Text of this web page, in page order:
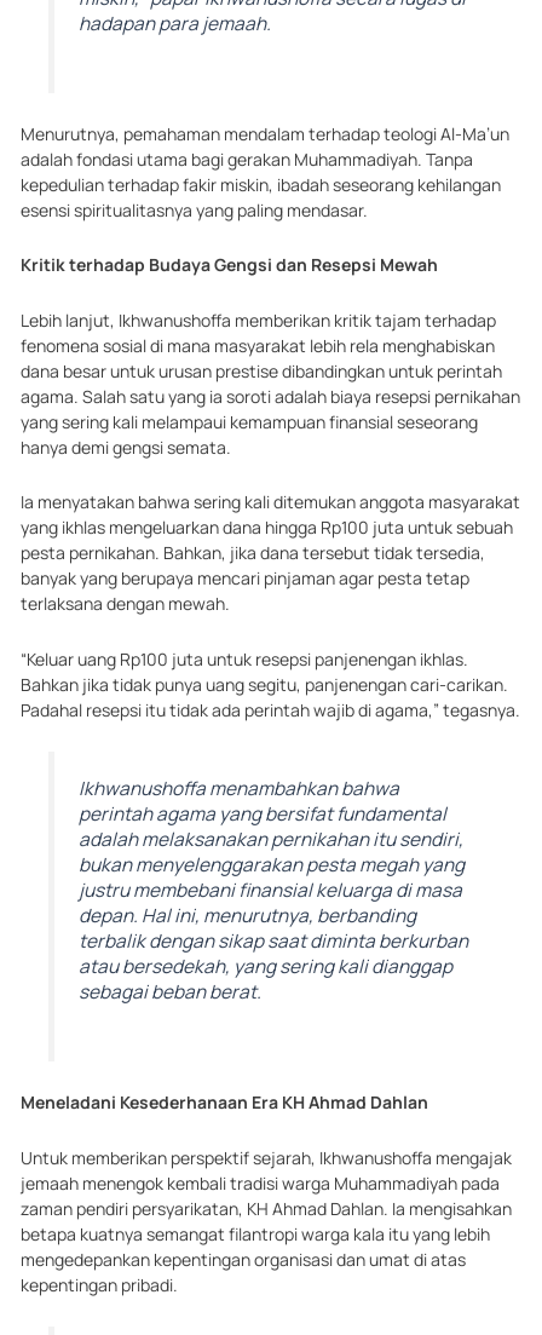
hadapan para jemaah.
Menurutnya, pemahaman mendalam terhadap teologi Al-Ma’un
adalah fondasi utama bagi gerakan Muhammadiyah. Tanpa
kepedulian terhadap fakir miskin, ibadah seseorang kehilangan
esensi spiritualitasnya yang paling mendasar.
Kritik terhadap Budaya Gengsi dan Resepsi Mewah
Lebih lanjut, Ikhwanushoffa memberikan kritik tajam terhadap
fenomena sosial di mana masyarakat lebih rela menghabiskan
dana besar untuk urusan prestise dibandingkan untuk perintah
agama. Salah satu yang ia soroti adalah biaya resepsi pernikahan
yang sering kali melampaui kemampuan finansial seseorang
hanya demi gengsi semata.
Ia menyatakan bahwa sering kali ditemukan anggota masyarakat
yang ikhlas mengeluarkan dana hingga Rp100 juta untuk sebuah
pesta pernikahan. Bahkan, jika dana tersebut tidak tersedia,
banyak yang berupaya mencari pinjaman agar pesta tetap
terlaksana dengan mewah.
“Keluar uang Rp100 juta untuk resepsi panjenengan ikhlas.
Bahkan jika tidak punya uang segitu, panjenengan cari-carikan.
Padahal resepsi itu tidak ada perintah wajib di agama,” tegasnya.
Ikhwanushoffa menambahkan bahwa
perintah agama yang bersifat fundamental
adalah melaksanakan pernikahan itu sendiri,
bukan menyelenggarakan pesta megah yang
justru membebani finansial keluarga di masa
depan. Hal ini, menurutnya, berbanding
terbalik dengan sikap saat diminta berkurban
atau bersedekah, yang sering kali dianggap
sebagai beban berat.
Meneladani Kesederhanaan Era KH Ahmad Dahlan
Untuk memberikan perspektif sejarah, Ikhwanushoffa mengajak
jemaah menengok kembali tradisi warga Muhammadiyah pada
zaman pendiri persyarikatan, KH Ahmad Dahlan. Ia mengisahkan
betapa kuatnya semangat filantropi warga kala itu yang lebih
mengedepankan kepentingan organisasi dan umat di atas
kepentingan pribadi.